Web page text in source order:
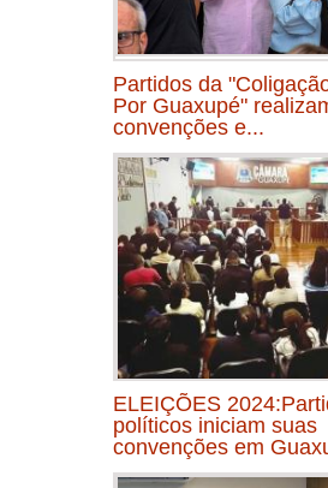
Partidos da
Por Guaxupé"
convenções e...
ELEIÇÕES
políticos iniciam suas
convenções em